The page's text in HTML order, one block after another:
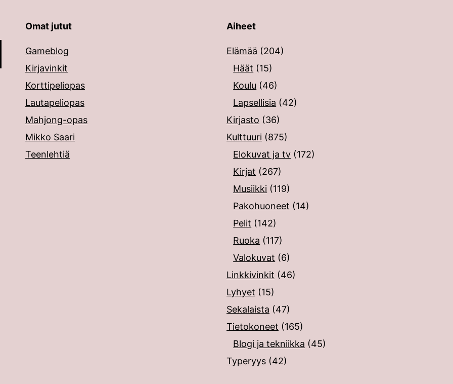
ylös ja alas ja siirtyä halutulle sivulle enterin painalluksella. Kosketusnäytöllisten laitteiden
Omat jutut
Gameblog
Kirjavinkit
Korttipeliopas
Lautapeliopas
Mahjong-opas
Mikko Saari
Teenlehtiä
Aiheet
Elämää (204)
Häät (15)
Koulu (46)
Lapsellisia (42)
Kirjasto (36)
Kulttuuri (875)
Elokuvat ja tv (172)
Kirjat (267)
Musiikki (119)
Pakohuoneet (14)
Pelit (142)
Ruoka (117)
Valokuvat (6)
Linkkivinkit (46)
Lyhyet (15)
Sekalaista (47)
Tietokoneet (165)
Blogi ja tekniikka (45)
Typeryys (42)